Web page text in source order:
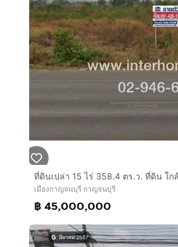
เมืองกาญจนบุรี กาญจนบุรี
฿ 45,000,000